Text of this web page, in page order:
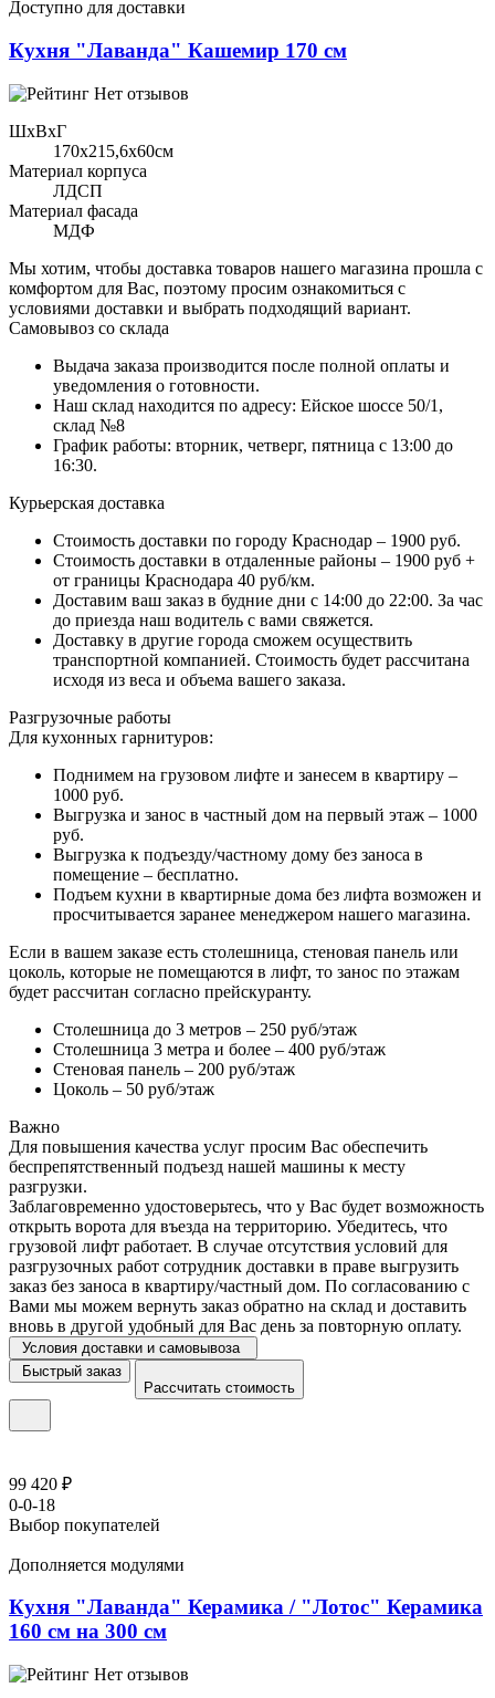
Доступно для доставки
Кухня "Лаванда" Кашемир 170 см
Нет отзывов
ШхВхГ
170x215,6х60см
Материал корпуса
ЛДСП
Материал фасада
МДФ
Мы хотим, чтобы доставка товаров нашего магазина прошла с
комфортом для Вас, поэтому просим ознакомиться с
условиями доставки и выбрать подходящий вариант.
Самовывоз со склада
Выдача заказа производится после полной оплаты и
уведомления о готовности.
Наш склад находится по адресу: Ейское шоссе 50/1,
склад №8
График работы: вторник, четверг, пятница с 13:00 до
16:30.
Курьерская доставка
Стоимость доставки по городу Краснодар – 1900 руб.
Стоимость доставки в отдаленные районы – 1900 руб +
от границы Краснодара 40 руб/км.
Доставим ваш заказ в будние дни с 14:00 до 22:00. За час
до приезда наш водитель с вами свяжется.
Доставку в другие города сможем осуществить
транспортной компанией. Стоимость будет рассчитана
исходя из веса и объема вашего заказа.
Разгрузочные работы
Для кухонных гарнитуров:
Поднимем на грузовом лифте и занесем в квартиру –
1000 руб.
Выгрузка и занос в частный дом на первый этаж – 1000
руб.
Выгрузка к подъезду/частному дому без заноса в
помещение – бесплатно.
Подъем кухни в квартирные дома без лифта возможен и
просчитывается заранее менеджером нашего магазина.
Если в вашем заказе есть столешница, стеновая панель или
цоколь, которые не помещаются в лифт, то занос по этажам
будет рассчитан согласно прейскуранту.
Столешница до 3 метров – 250 руб/этаж
Столешница 3 метра и более – 400 руб/этаж
Стеновая панель – 200 руб/этаж
Цоколь – 50 руб/этаж
Важно
Для повышения качества услуг просим Вас обеспечить
беспрепятственный подъезд нашей машины к месту
разгрузки.
Заблаговременно удостоверьтесь, что у Вас будет возможность
открыть ворота для въезда на территорию. Убедитесь, что
грузовой лифт работает. В случае отсутствия условий для
разгрузочных работ сотрудник доставки в праве выгрузить
заказ без заноса в квартиру/частный дом. По согласованию с
Вами мы можем вернуть заказ обратно на склад и доставить
вновь в другой удобный для Вас день за повторную оплату.
Условия доставки и самовывоза
Быстрый заказ
Рассчитать стоимость
99 420 ₽
0-0-18
Выбор покупателей
Дополняется модулями
Кухня "Лаванда" Керамика / "Лотос" Керамика
160 см на 300 см
Нет отзывов